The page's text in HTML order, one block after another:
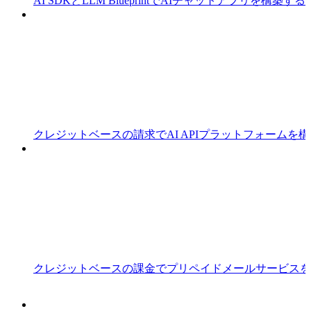
クレジットベースの請求でAI APIプラットフォームを
クレジットベースの課金でプリペイドメールサービス